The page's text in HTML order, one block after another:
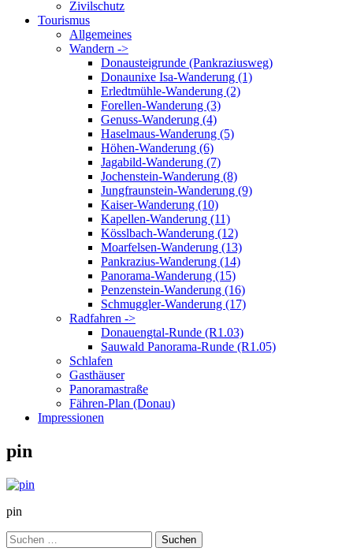
Zivilschutz
Tourismus
Allgemeines
Wandern ->
Donausteigrunde (Pankraziusweg)
Donaunixe Isa-Wanderung (1)
Erledtmühle-Wanderung (2)
Forellen-Wanderung (3)
Genuss-Wanderung (4)
Haselmaus-Wanderung (5)
Höhen-Wanderung (6)
Jagabild-Wanderung (7)
Jochenstein-Wanderung (8)
Jungfraunstein-Wanderung (9)
Kaiser-Wanderung (10)
Kapellen-Wanderung (11)
Kösslbach-Wanderung (12)
Moarfelsen-Wanderung (13)
Pankrazius-Wanderung (14)
Panorama-Wanderung (15)
Penzenstein-Wanderung (16)
Schmuggler-Wanderung (17)
Radfahren ->
Donauengtal-Runde (R1.03)
Sauwald Panorama-Runde (R1.05)
Schlafen
Gasthäuser
Panoramastraße
Fähren-Plan (Donau)
Impressionen
pin
pin
Suche
nach: